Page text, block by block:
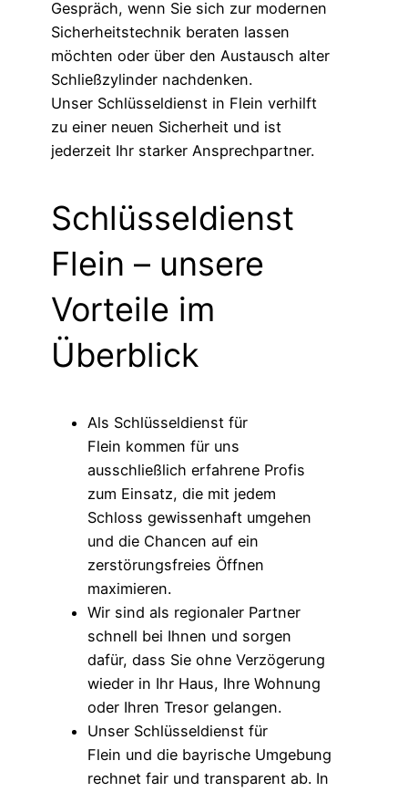
Gespräch, wenn Sie sich zur modernen
Sicherheitstechnik beraten lassen
möchten oder über den Austausch alter
Schließzylinder nachdenken.
Unser Schlüsseldienst in Flein verhilft
zu einer neuen Sicherheit und ist
jederzeit Ihr starker Ansprechpartner.
Schlüsseldienst
Flein – unsere
Vorteile im
Überblick
Als Schlüsseldienst für
Flein kommen für uns
ausschließlich erfahrene Profis
zum Einsatz, die mit jedem
Schloss gewissenhaft umgehen
und die Chancen auf ein
zerstörungsfreies Öffnen
maximieren.
Wir sind als regionaler Partner
schnell bei Ihnen und sorgen
dafür, dass Sie ohne Verzögerung
wieder in Ihr Haus, Ihre Wohnung
oder Ihren Tresor gelangen.
Unser Schlüsseldienst für
Flein und die bayrische Umgebung
rechnet fair und transparent ab. In